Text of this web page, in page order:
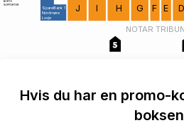
D
E
F
G
H
I
J
SpareBank 1
Nordmøre
Losje
NOTAR
BORTE
SUPPORTER
Hvis du har en promo-
boksen